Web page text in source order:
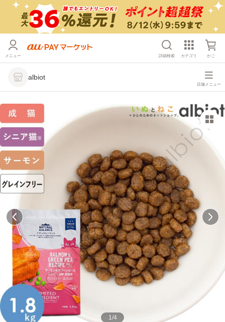
メニュー 詳細検索 カテゴリ かご
albiot
店舗メニュー
1/4